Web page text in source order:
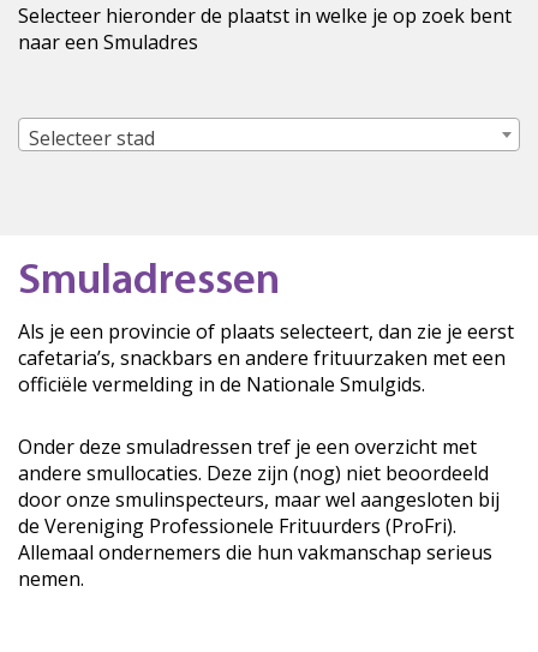
Selecteer hieronder de plaatst in welke je op zoek bent
naar een Smuladres
Selecteer stad
Smuladressen
Als je een provincie of plaats selecteert, dan zie je eerst
cafetaria’s, snackbars en andere frituurzaken met een
officiële vermelding in de Nationale Smulgids.
Onder deze smuladressen tref je een overzicht met
andere smullocaties. Deze zijn (nog) niet beoordeeld
door onze smulinspecteurs, maar wel aangesloten bij
de Vereniging Professionele Frituurders (ProFri).
Allemaal ondernemers die hun vakmanschap serieus
nemen.